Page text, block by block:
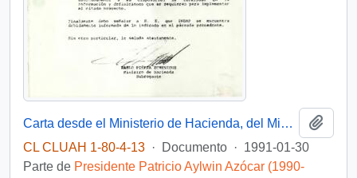
Carta desde el Ministerio de Hacienda, del Ministro Subrogante, sr. Pablo Piñera Echenique, dirigida a Don Patricio Aylwin Azócar Presidente de la República
CL CLUAH 1-80-4-13 · Documento · 1991-01-30
Parte de Presidente Patricio Aylwin Azócar (1990-